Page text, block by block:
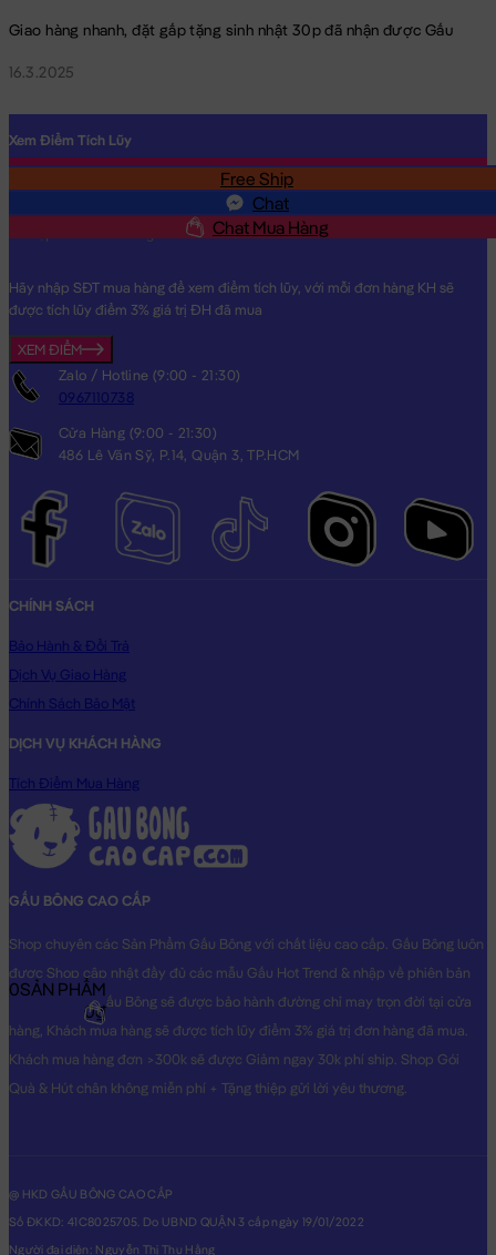
Gấu tuyết bắc cực
được thiết kế với 2 kích thước Gấu Bông lớn
Giao hàng nhanh, đặt gấp tặng sinh nhật 30p đã nhận được Gấu
16.3.2025
Free Ship
Chat
Chat Mua Hàng
Xem Điểm Tích Lũy
Hãy nhập SĐT mua hàng để xem điểm tích lũy, với mỗi đơn hàng KH sẽ
được tích lũy điểm 3% giá trị ĐH đã mua
XEM ĐIỂM
Zalo / Hotline (9:00 - 21:30)
0967110738
Cửa Hàng (9:00 - 21:30)
486 Lê Văn Sỹ, P.14, Quận 3, TP.HCM
CHÍNH SÁCH
Bảo Hành & Đổi Trả
Dịch Vụ Giao Hàng
Chính Sách Bảo Mật
DỊCH VỤ KHÁCH HÀNG
Tích Điểm Mua Hàng
GẤU BÔNG CAO CẤP
Shop chuyên các Sản Phẩm Gấu Bông với chất liệu cao cấp. Gấu Bông luôn
được Shop cập nhật đầy đủ các mẫu Gấu Hot Trend & nhập về phiên bản
Original nhất. Gấu Bông sẽ được bảo hành đường chỉ may trọn đời tại cửa
hàng, Khách mua hàng sẽ được tích lũy điểm 3% giá trị đơn hàng đã mua.
Khách mua hàng đơn >300k sẽ được Giảm ngay 30k phí ship. Shop Gói
Quà & Hút chân không miễn phí + Tặng thiệp gửi lời yêu thương.
@ HKD GẤU BÔNG CAO CẤP
Số ĐKKD: 41C8025705. Do UBND QUẬN 3 cấp ngày 19/01/2022
Người đại diện: Nguyễn Thị Thu Hằng
0SẢN PHẨM
0₫